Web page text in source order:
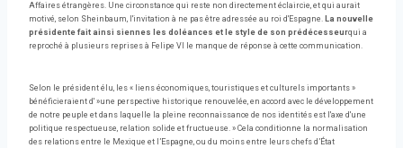
Affaires étrangères. Une circonstance qui reste non directement éclaircie, et qui aurait
motivé, selon Sheinbaum, l'invitation à ne pas être adressée au roi d'Espagne. La nouvelle
présidente fait ainsi siennes les doléances et le style de son prédécesseurqui a
reproché à plusieurs reprises à Felipe VI le manque de réponse à cette communication.
Selon le président élu, les « liens économiques, touristiques et culturels importants »
bénéficieraient d' »une perspective historique renouvelée, en accord avec le développement
de notre peuple et dans laquelle la pleine reconnaissance de nos identités est l'axe d'une
politique respectueuse, relation solide et fructueuse. » Cela conditionne la normalisation
des relations entre le Mexique et l’Espagne, ou du moins entre leurs chefs d’État